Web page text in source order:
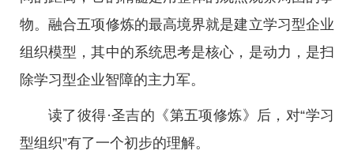
物。融合五项修炼的最高境界就是建立学习型企业
组织模型，其中的系统思考是核心，是动力，是扫
除学习型企业智障的主力军。
读了彼得·圣吉的《第五项修炼》后，对“学习
型组织”有了一个初步的理解。